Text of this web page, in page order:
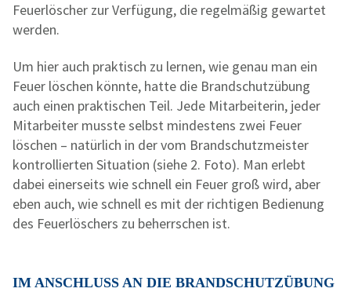
Feuerlöscher zur Verfügung, die regelmäßig gewartet
werden.
Um hier auch praktisch zu lernen, wie genau man ein
Feuer löschen könnte, hatte die Brandschutzübung
auch einen praktischen Teil. Jede Mitarbeiterin, jeder
Mitarbeiter musste selbst mindestens zwei Feuer
löschen – natürlich in der vom Brandschutzmeister
kontrollierten Situation (siehe 2. Foto). Man erlebt
dabei einerseits wie schnell ein Feuer groß wird, aber
eben auch, wie schnell es mit der richtigen Bedienung
des Feuerlöschers zu beherrschen ist.
IM ANSCHLUSS AN DIE BRANDSCHUTZÜBUNG